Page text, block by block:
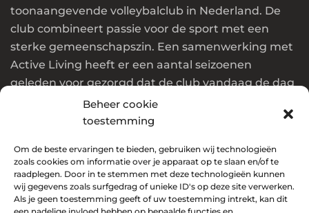
Beheer cookie
toestemming
Om de beste ervaringen te bieden, gebruiken wij technologieën
zoals cookies om informatie over je apparaat op te slaan en/of te
raadplegen. Door in te stemmen met deze technologieën kunnen
wij gegevens zoals surfgedrag of unieke ID's op deze site verwerken.
Als je geen toestemming geeft of uw toestemming intrekt, kan dit
toonaangevende volleybalclub in Nederland. De
club combineert passie voor de sport met een
sterke gemeenschapszin. Een samenwerking met
Active Living heeft er een aantal seizoenen
geleden voor gezorgd dat de club vandaag de dag
in de top van Nederland en Europa speelt.
danhier!
Social media